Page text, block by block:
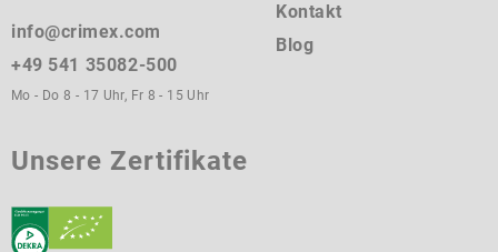
info@crimex.com
+49 541 35082-500
Mo - Do 8 - 17 Uhr, Fr 8 - 15 Uhr
Kontakt
Blog
Unsere Zertifikate